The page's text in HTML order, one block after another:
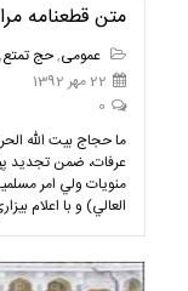
متن قطعنامه
عمومی,حج تمتع,
22 مهر 1392
0
ما حجاج بيت الله
عرفات، ضمن تجديد
منويات ولي امر
العالي) و با اعلام